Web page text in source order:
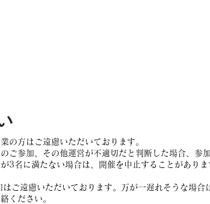
の方はご遠慮いただいております。
ご参加、その他運営が不適切だと判断した場合、参
3名に満たない場合は、開催を中止することがあり
ご遠慮いただいております。万が一遅れそうな場合
ください。